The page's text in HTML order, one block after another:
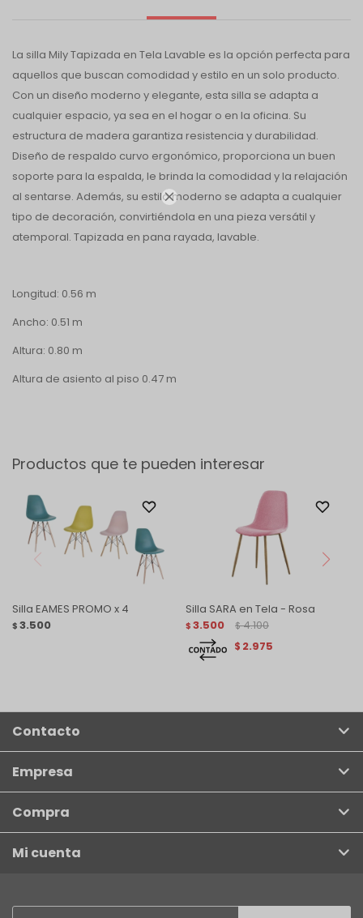

La silla Mily Tapizada en Tela Lavable es la opción perfecta para
aquellos que buscan comodidad y estilo en un solo producto.
Con un diseño moderno y elegante, esta silla se adapta a
cualquier espacio, ya sea en el hogar o en la oficina. Su
estructura de madera garantiza resistencia y durabilidad.
Diseño de respaldo curvo ergonómico, proporciona un buen
soporte para la espalda, le brinda la comodidad y la relajación
al sentarse. Además, su estilo moderno se adapta a cualquier
tipo de decoración, convirtiéndola en una pieza versátil y
atemporal. Tapizada en pana rayada, lavable.
Longitud: 0.56 m
Ancho: 0.51 m
Altura: 0.80 m
Altura de asiento al piso 0.47 m
Productos que te pueden interesar
Silla EAMES PROMO x 4
$ 3.500
Silla SARA en Tela - Rosa
$ 3.500 $ 4.100
$ 2.975
Contacto
Empresa
Compra
Mi cuenta